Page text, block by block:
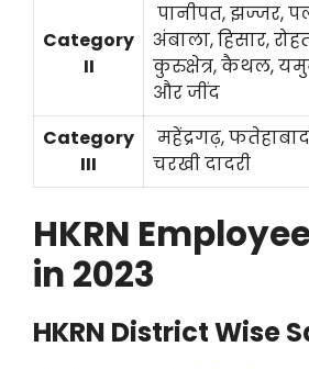
Category
II
पानीपत, झज्जर,
अंबाला, हिसार,
कुरुक्षेत्र, कैथल,
और जींद
Category
III
महेंद्रगढ़,
चरखी दादरी
HKRN
in 2023
HKRN District Wise